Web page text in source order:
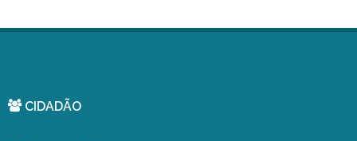
CIDADÃO